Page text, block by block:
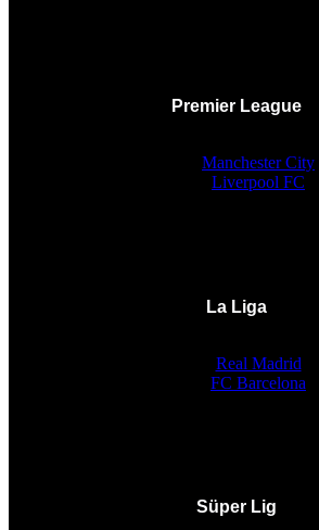
Premier League
Manchester City
Liverpool FC
La Liga
Real Madrid
FC Barcelona
Süper Lig